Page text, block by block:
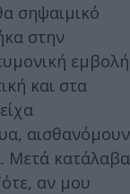
σηψαιμικό
στην
εμβολή
και στα
αισθανόμουν
Μετά κατάλαβα
αν μου